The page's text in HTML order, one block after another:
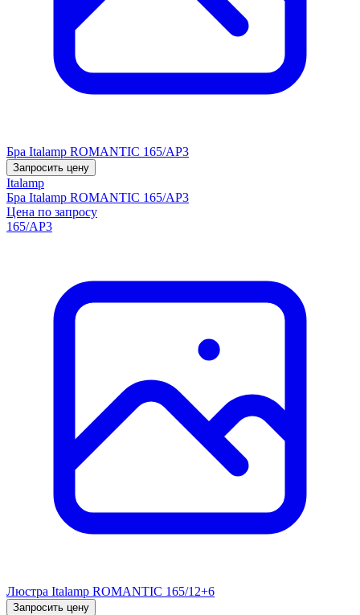
Бра Italamp ROMANTIC 165/AP3
Запросить цену
Italamp
Бра Italamp ROMANTIC 165/AP3
Цена по запросу
165/AP3
Люстра Italamp ROMANTIC 165/12+6
Запросить цену